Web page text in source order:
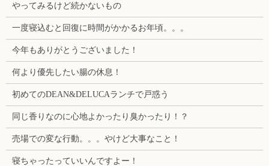
やってみるけど続かないもの
一度寝込むと回復に時間がかかるお年頃。。。
今年もありがとうございました！
何より優先したい腸の休息！
初めてのDEAN&DELUCAランチで戸惑う
同じ香りなのに心地よかったり臭かったり！？
売場での変な行動。。。やけど大事なこと！
寝ちゃったっていいんですよー！